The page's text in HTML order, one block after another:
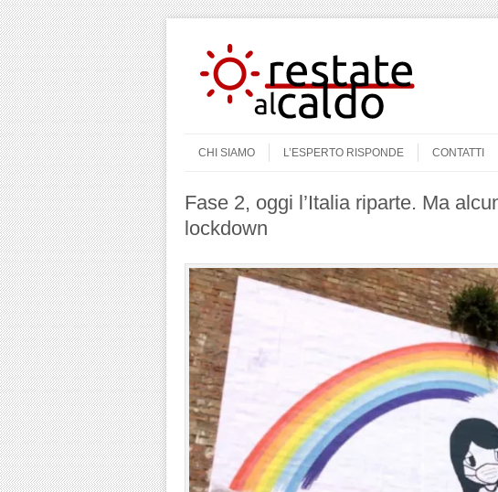
Menu
CHI SIAMO
L’ESPERTO RISPONDE CONTATTI
Fase 2, oggi l’Italia riparte. Ma
lockdown